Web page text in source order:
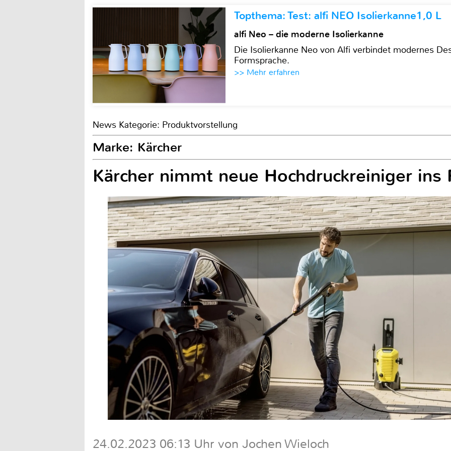
Topthema: Test: alfi NEO Isolierkanne1,0 L
alfi Neo – die moderne Isolierkanne
Die Isolierkanne Neo von Alfi verbindet modernes
Formsprache.
>> Mehr erfahren
News Kategorie: Produktvorstellung
Marke: Kärcher
Kärcher nimmt neue Hochdruckreiniger ins
24.02.2023 06:13 Uhr von Jochen Wieloch